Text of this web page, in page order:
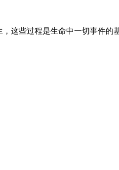
这些过程是生命中一切事件的